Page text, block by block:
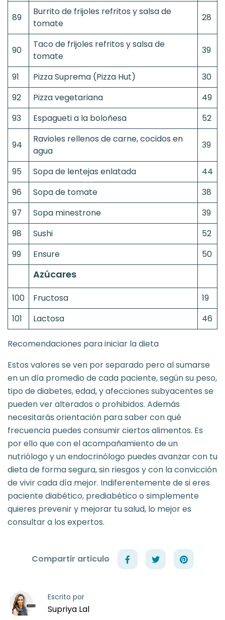
89
Burrito de frijoles refritos y salsa de
tomate
28
90
Taco de frijoles refritos y salsa de
tomate
39
91 Pizza Suprema (Pizza Hut)
30
92
Pizza vegetariana
49
93
Espagueti a la boloñesa 52
94
Ravioles rellenos de carne, cocidos en
agua
39
95 Sopa de lentejas enlatada
44
96
Sopa de tomate
38
97
Sopa minestrone
39
98
Sushi
52
99
Ensure 50
Azúcares
100 Fructosa
19
101
Lactosa 46
Recomendaciones para iniciar la dieta
Estos valores se ven por separado pero al sumarse
en un día promedio de cada paciente, según su peso,
tipo de diabetes, edad, y afecciones subyacentes se
pueden ver alterados o prohibidos. Además
necesitarás orientación para saber con qué
frecuencia puedes consumir ciertos alimentos. Es
por ello que con el acompañamiento de un
nutriólogo y un endocrinólogo puedes avanzar con tu
dieta de forma segura, sin riesgos y con la convicción
de vivir cada día mejor. Indiferentemente de si eres
paciente diabético, prediabético o simplemente
quieres prevenir y mejorar tu salud, lo mejor es
consultar a los expertos.
Compartir articulo
Escrito por
Supriya Lal